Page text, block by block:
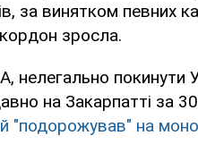
за винятком певних
зросла.
нелегально покинути
на Закарпатті за
"подорожував" на